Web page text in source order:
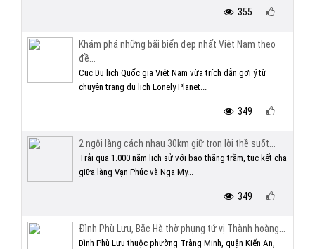
355
Khám phá những bãi biển đẹp nhất Việt Nam theo
đề...
Cục Du lịch Quốc gia Việt Nam vừa trích dẫn gợi ý từ
chuyên trang du lịch Lonely Planet...
349
2 ngôi làng cách nhau 30km giữ trọn lời thề suốt...
Trải qua 1.000 năm lịch sử với bao thăng trầm, tục kết chạ
giữa làng Vạn Phúc và Nga My...
349
Đình Phù Lưu, Bắc Hà thờ phụng tứ vị Thành hoàng...
Đình Phù Lưu thuộc phường Tràng Minh, quận Kiến An,